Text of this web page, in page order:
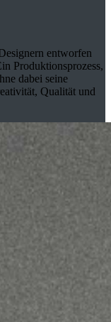
entworfen
Produktionsprozess,
dabei seine
Qualität und